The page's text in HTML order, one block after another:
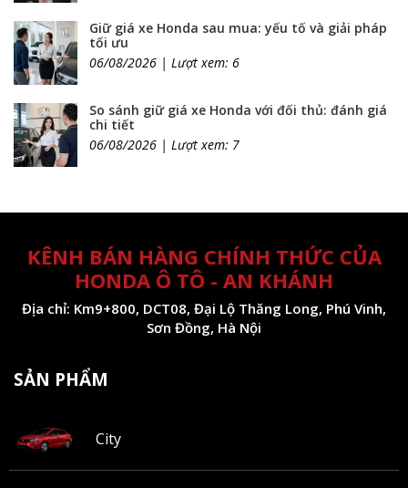
Giữ giá xe Honda sau mua: yếu tố và giải pháp
tối ưu
06/08/2026 | Lượt xem: 6
So sánh giữ giá xe Honda với đối thủ: đánh giá
chi tiết
06/08/2026 | Lượt xem: 7
KÊNH BÁN HÀNG CHÍNH THỨC CỦA
HONDA Ô TÔ - AN KHÁNH
Địa chỉ: Km9+800, DCT08, Đại Lộ Thăng Long, Phú Vinh,
Sơn Đồng, Hà Nội
SẢN PHẨM
City